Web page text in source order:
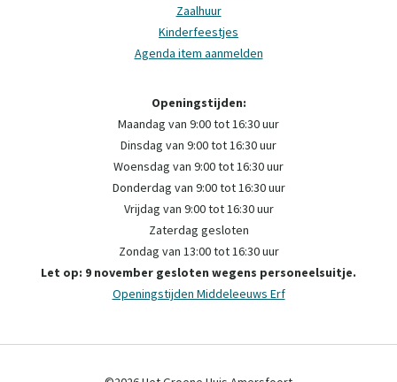
Zaalhuur
Kinderfeestjes
Agenda item aanmelden
Openingstijden:
Maandag van 9:00 tot 16:30 uur
Dinsdag van 9:00 tot 16:30 uur
Woensdag van 9:00 tot 16:30 uur
Donderdag van 9:00 tot 16:30 uur
Vrijdag van 9:00 tot 16:30 uur
Zaterdag gesloten
Zondag van 13:00 tot 16:30 uur
Let op: 9 november gesloten wegens personeelsuitje.
Openingstijden Middeleeuws Erf